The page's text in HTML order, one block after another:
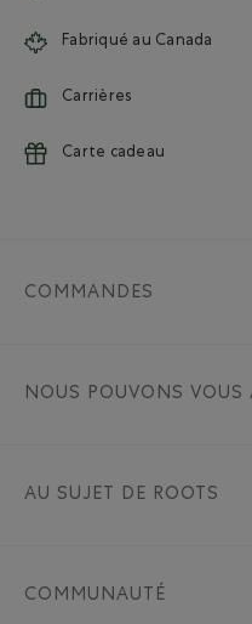
Fabriqué au Canada
Carrières
Carte cadeau
COMMANDES
NOUS POUVONS VOUS
AU SUJET DE ROOTS
COMMUNAUTÉ